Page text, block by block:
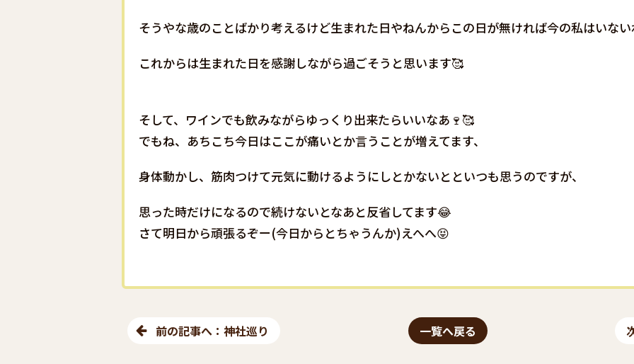
そうやな歳のことばかり考えるけど生まれた日やねんからこの日が無ければ今の私はいな
これからは生まれた日を感謝しながら過ごそうと思います🥰
そして、ワインでも飲みながらゆっくり出来たらいいなあ🍷🥰
でもね、あちこち今日はここが痛いとか言うことが増えてます、
身体動かし、筋肉つけて元気に動けるようにしとかないとといつも思うのですが、
思った時だけになるので続けないとなあと反省してます😂
さて明日から頑張るぞー(今日からとちゃうんか)えへへ😝
前の記事へ：神社巡り 一覧へ戻る